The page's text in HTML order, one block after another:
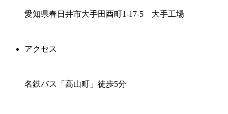
愛知県春日井市大手田酉町1-17-5 大手工場
アクセス
名鉄バス「高山町」徒歩5分